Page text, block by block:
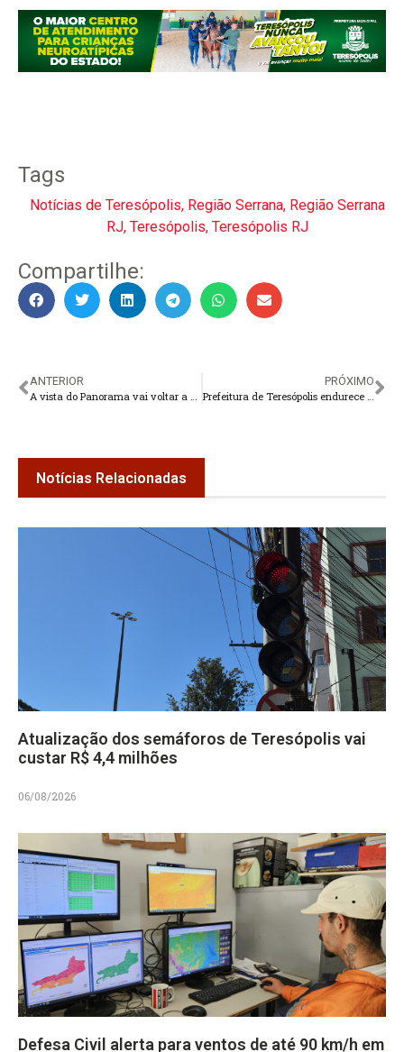
Tags
Notícias de Teresópolis, Região Serrana, Região Serrana
RJ, Teresópolis, Teresópolis RJ
Compartilhe:
ANTERIOR
A vista do Panorama vai voltar a se abrir
PRÓXIMO
Prefeitura de Teresópolis endurece regras para trenzinhos turísticos e amplia controle sobre autorizações
Notícias Relacionadas
Atualização dos semáforos de Teresópolis vai
custar R$ 4,4 milhões
06/08/2026
Defesa Civil alerta para ventos de até 90 km/h em